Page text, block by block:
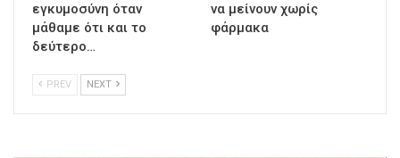
εγκυμοσύνη όταν
μάθαμε ότι και το
δεύτερο…
να μείνουν χωρίς
φάρμακα
PREV NEXT